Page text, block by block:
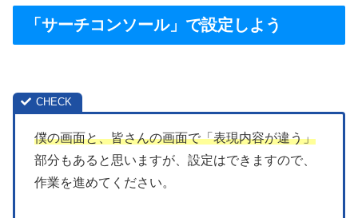
「サーチコンソール」で設定しよう
僕の画面と、皆さんの画面で「表現内容が違う」
部分もあると思いますが、設定はできますので、
作業を進めてください。